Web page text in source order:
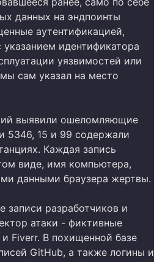
данных на эндпоинты
аутентификацией,
идентификатора
уязвимостей или
сам указал на место
выявили ошеломляющие
5346, 15 и 99 содержали
Каждая запись
виде, имя компьютера,
данными браузера жертвы.
записи разработчиков и
атаки - фиктивные
Fiverr. В похищенной базе
GitHub, а также логины и